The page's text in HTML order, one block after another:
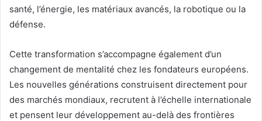
santé, l’énergie, les matériaux avancés, la robotique ou la
défense.
Cette transformation s’accompagne également d’un
changement de mentalité chez les fondateurs européens.
Les nouvelles générations construisent directement pour
des marchés mondiaux, recrutent à l’échelle internationale
et pensent leur développement au-delà des frontières